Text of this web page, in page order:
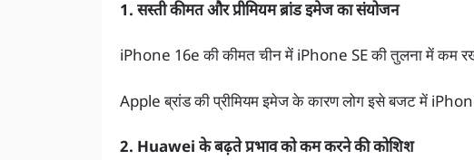
1. सस्ती कीमत और प्रीमियम ब्रांड इमेज का संयोजन
iPhone 16e की कीमत चीन में iPhone SE की तुलना में कम
Apple ब्रांड की प्रीमियम इमेज के कारण लोग इसे बजट में
2. Huawei के बढ़ते प्रभाव को कम करने की कोशिश